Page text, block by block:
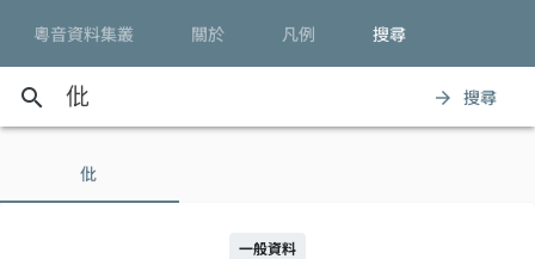
粵音資料集叢 關於 凡例 搜尋
search arrow_forward 搜尋
仳
一般資料